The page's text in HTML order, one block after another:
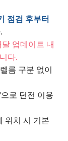
점검 후부터
업데이트 내
다.
름 구분 없이
로 던전 이용
위치 시 기본